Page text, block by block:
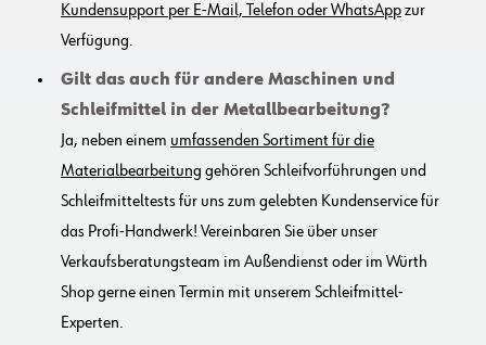
Kundensupport per E-Mail, Telefon oder WhatsAppzur
Verfügung.
Gilt das auch für andere Maschinen und
Schleifmittel in der Metallbearbeitung?
Ja, neben einem umfassenden Sortiment für die
Materialbearbeitung gehören Schleifvorführungen und
Schleifmitteltests für uns zum gelebten Kundenservice für
das Profi-Handwerk! Vereinbaren Sie über unser
Verkaufsberatungsteam im Außendienst oder im Würth
Shop gerne einen Termin mit unserem Schleifmittel-
Experten.